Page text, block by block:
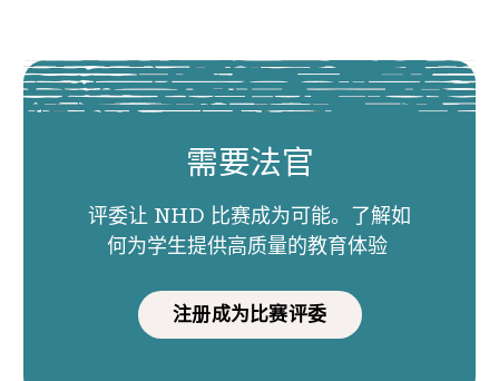
需要法官
评委让 NHD 比赛成为可能。了解如
何为学生提供高质量的教育体验
注册成为比赛评委